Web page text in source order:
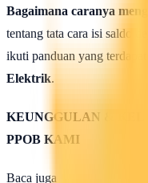
Bagaimana caranya
tentang tata cara isi saldo
ikuti panduan yang terdapat
Elektrik.
KEUNGGULAN &
PPOB KAMI
Baca juga